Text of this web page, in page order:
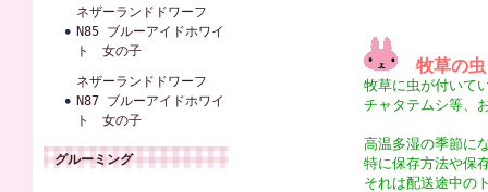
ネザーランドドワーフ
N85 ブルーアイドホワイ
ト 女の子
ネザーランドドワーフ
N87 ブルーアイドホワイ
ト 女の子
グルーミング
牧草の虫
牧草に虫が付いて
チャタテムシ等、
高温多湿の季節に
特に保存方法や保
それは配送途中の